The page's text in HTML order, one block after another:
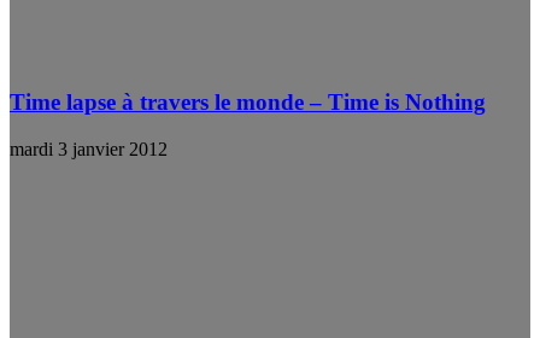
Time lapse à travers le monde – Time is Nothing
mardi 3 janvier 2012